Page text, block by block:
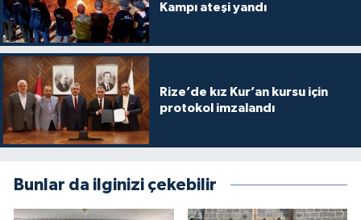
Kampı ateşi yandı
Rize’de kız Kur’an kursu için
protokol imzalandı
Bunlar da ilginizi çekebilir